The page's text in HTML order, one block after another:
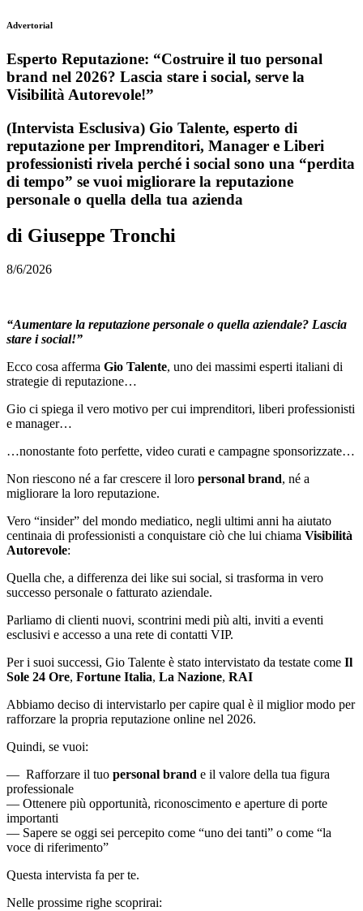
Advertorial
Esperto Reputazione: “Costruire il tuo personal
brand nel 2026? Lascia stare i social, serve la
Visibilità Autorevole!”
(Intervista Esclusiva) Gio Talente, esperto di
reputazione per Imprenditori, Manager e Liberi
professionisti rivela perché i social sono una “perdita
di tempo” se vuoi migliorare la reputazione
personale o quella della tua azienda
di Giuseppe Tronchi
8/6/2026
“Aumentare la reputazione personale o quella aziendale? Lascia
stare i social!”
Ecco cosa afferma Gio Talente, uno dei massimi esperti italiani di
strategie di reputazione…
Gio ci spiega il vero motivo per cui imprenditori, liberi professionisti
e manager…
…nonostante foto perfette, video curati e campagne sponsorizzate…
Non riescono né a far crescere il loro personal brand, né a
migliorare la loro reputazione.
Vero “insider” del mondo mediatico, negli ultimi anni ha aiutato
centinaia di professionisti a conquistare ciò che lui chiama Visibilità
Autorevole:
Quella che, a differenza dei like sui social, si trasforma in vero
successo personale o fatturato aziendale.
Parliamo di clienti nuovi, scontrini medi più alti, inviti a eventi
esclusivi e accesso a una rete di contatti VIP.
Per i suoi successi, Gio Talente è stato intervistato da testate come Il
Sole 24 Ore, Fortune Italia, La Nazione, RAI
Abbiamo deciso di intervistarlo per capire qual è il miglior modo per
rafforzare la propria reputazione online nel 2026.
Quindi, se vuoi:
— Rafforzare il tuo personal brand e il valore della tua figura
professionale
— Ottenere più opportunità, riconoscimento e aperture di porte
importanti
— Sapere se oggi sei percepito come “uno dei tanti” o come “la
voce di riferimento”
Questa intervista fa per te.
Nelle prossime righe scoprirai: